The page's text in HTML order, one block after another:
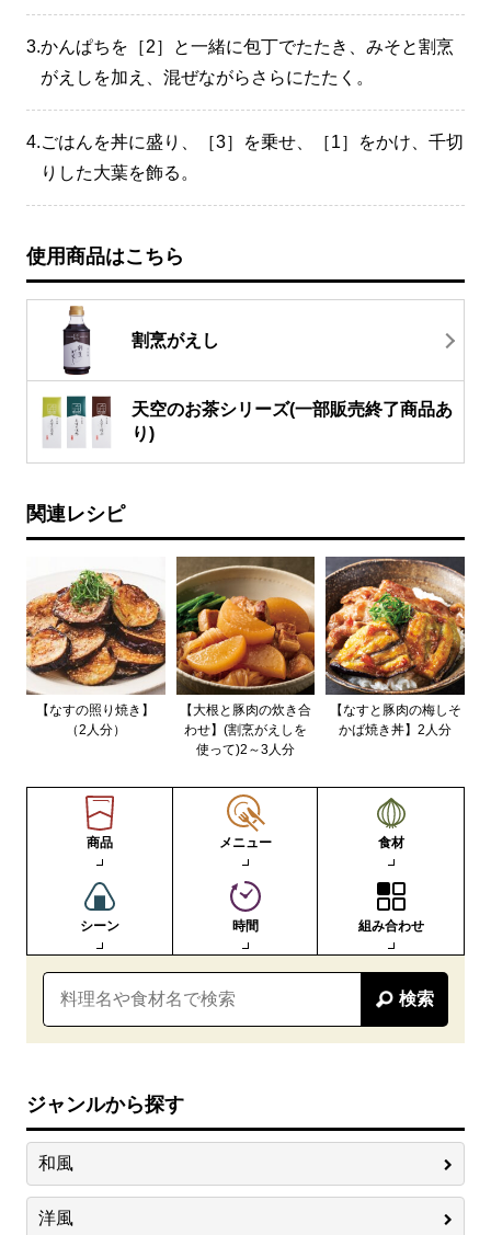
3.かんぱちを［2］と一緒に包丁でたたき、みそと割烹
がえしを加え、混ぜながらさらにたたく。
4.ごはんを丼に盛り、［3］を乗せ、［1］をかけ、千切
りした大葉を飾る。
使用商品はこちら
割烹がえし
天空のお茶シリーズ(一部販売終了商品あ
り)
関連レシピ
【なすの照り焼き】
（2人分）
【大根と豚肉の炊き合
わせ】(割烹がえしを
使って)2～3人分
【なすと豚肉の梅しそ
かば焼き丼】2人分
商品 メニュー 食材
シーン 時間 組み合わせ
検索
ジャンルから探す
和風
洋風